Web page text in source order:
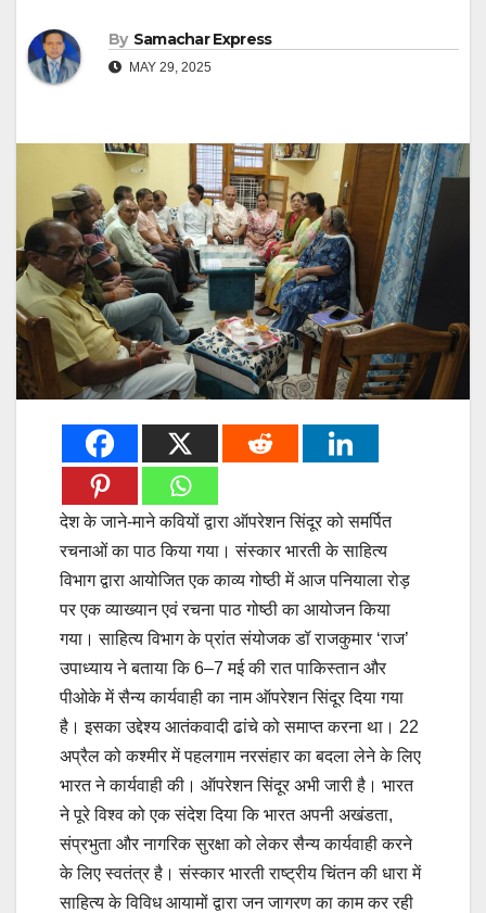
By Samachar Express
MAY 29, 2025
देश के जाने-माने कवियों द्वारा ऑपरेशन सिंदूर को समर्पित
रचनाओं का पाठ किया गया। संस्कार भारती के साहित्य
विभाग द्वारा आयोजित एक काव्य गोष्ठी में आज पनियाला रोड़
पर एक व्याख्यान एवं रचना पाठ गोष्ठी का आयोजन किया
गया। साहित्य विभाग के प्रांत संयोजक डॉ राजकुमार ‘राज’
उपाध्याय ने बताया कि 6–7 मई की रात पाकिस्तान और
पीओके में सैन्य कार्यवाही का नाम ऑपरेशन सिंदूर दिया गया
है। इसका उद्देश्य आतंकवादी ढांचे को समाप्त करना था। 22
अप्रैल को कश्मीर में पहलगाम नरसंहार का बदला लेने के लिए
भारत ने कार्यवाही की। ऑपरेशन सिंदूर अभी जारी है। भारत
ने पूरे विश्व को एक संदेश दिया कि भारत अपनी अखंडता,
संप्रभुता और नागरिक सुरक्षा को लेकर सैन्य कार्यवाही करने
के लिए स्वतंत्र है। संस्कार भारती राष्ट्रीय चिंतन की धारा में
साहित्य के विविध आयामों द्वारा जन जागरण का काम कर रही